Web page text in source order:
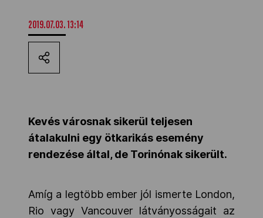
MOB
Kettőskarrier-program
NOB
Társszervezetek
OVEP
2019.07.03. 13:14
Kevés városnak sikerül teljesen
átalakulni egy ötkarikás esemény
rendezése által, de Torinónak sikerült.
Amíg a legtöbb ember jól ismerte London,
Rio vagy Vancouver látványosságait az